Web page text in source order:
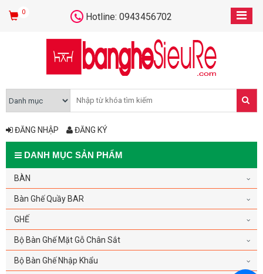
0 Hotline: 0943456702
ĐĂNG NHẬP ĐĂNG KÝ
DANH MỤC SẢN PHẨM
BÀN
Bàn Ghế Quầy BAR
GHẾ
Bộ Bàn Ghế Mặt Gỗ Chân Sắt
Bộ Bàn Ghế Nhập Khẩu